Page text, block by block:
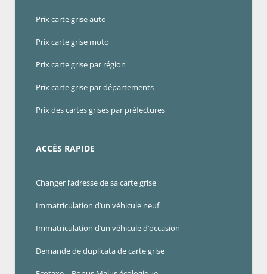
Prix carte grise auto
Prix carte grise moto
Prix carte grise par région
Prix carte grise par départements
Prix des cartes grises par préfectures
ACCÈS RAPIDE
Changer l’adresse de sa carte grise
Immatriculation d’un véhicule neuf
Immatriculation d’un véhicule d’occasion
Demande de duplicata de carte grise